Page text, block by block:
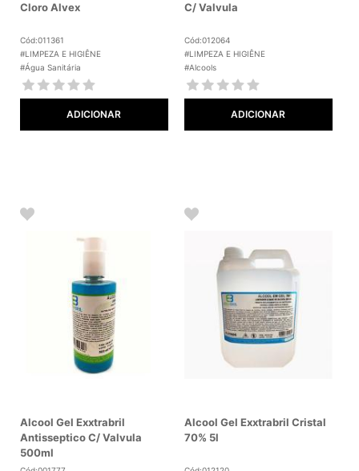
Cloro Alvex
Cód:011361
#LIMPEZA E HIGIÊNE
#Água Sanitária
ADICIONAR
C/ Valvula
Cód:012064
#LIMPEZA E HIGIÊNE
#Alcools
ADICIONAR
Alcool Gel Exxtrabril
Antisseptico C/ Valvula
500ml
Alcool Gel Exxtrabril Cristal
70% 5l